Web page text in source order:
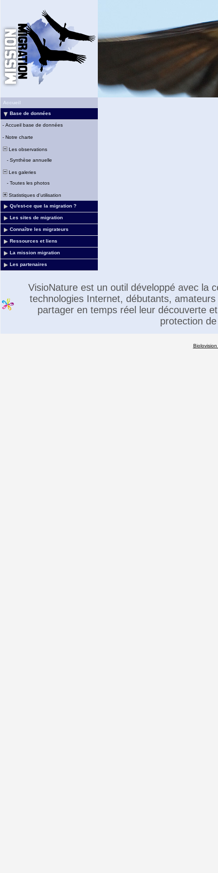
Accueil
Base de données
- Accueil base de données
- Notre charte
Les observations
- Synthèse annuelle
Les galeries
- Toutes les photos
Statistiques d'utilisation
Qu'est-ce que la migration ?
Les sites de migration
Connaître les migrateurs
Ressources et liens
La mission migration
Les partenaires
VisioNature est un outil développé avec la
technologies Internet, débutants,
partager en temps réel leur découverte
protection
Biolovision